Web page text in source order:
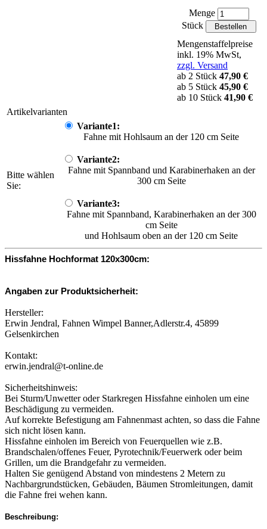
Menge
Stück
Mengenstaffelpreise
inkl. 19% MwSt,
zzgl. Versand
ab 2 Stück 47,90 €
ab 5 Stück 45,90 €
ab 10 Stück 41,90 €
Artikelvarianten
Bitte wählen
Sie:
Variante1:
Fahne mit Hohlsaum an der 120 cm Seite
Variante2:
Fahne mit Spannband und Karabinerhaken an der
300 cm Seite
Variante3:
Fahne mit Spannband, Karabinerhaken an der 300
cm Seite
und Hohlsaum oben an der 120 cm Seite
Hissfahne Hochformat 120x300cm:
Angaben zur Produktsicherheit:
Hersteller:
Erwin Jendral, Fahnen Wimpel Banner,Adlerstr.4, 45899
Gelsenkirchen
Kontakt:
erwin.jendral@t-online.de
Sicherheitshinweis:
Bei Sturm/Unwetter oder Starkregen Hissfahne einholen um eine
Beschädigung zu vermeiden.
Auf korrekte Befestigung am Fahnenmast achten, so dass die Fahne
sich nicht lösen kann.
Hissfahne einholen im Bereich von Feuerquellen wie z.B.
Brandschalen/offenes Feuer, Pyrotechnik/Feuerwerk oder beim
Grillen, um die Brandgefahr zu vermeiden.
Halten Sie genügend Abstand von mindestens 2 Metern zu
Nachbargrundstücken, Gebäuden, Bäumen Stromleitungen, damit
die Fahne frei wehen kann.
Beschreibung: